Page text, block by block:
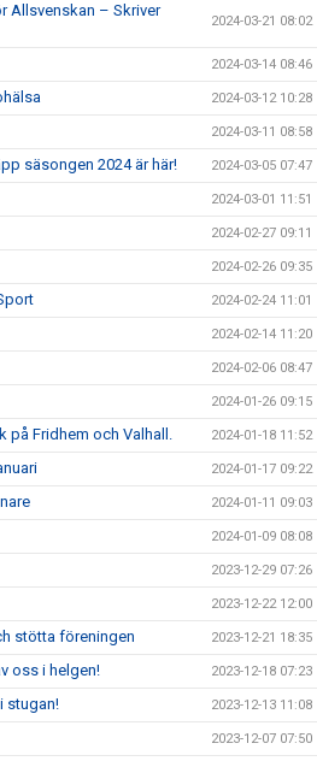
Allsvenskan – Skriver
2024-03-21 08:02
2024-03-14 08:46
2024-03-12 10:28
2024-03-11 08:58
säsongen 2024 är här! 2024-03-05 07:47
2024-03-01 11:51
2024-02-27 09:11
2024-02-26 09:35
2024-02-24 11:01
2024-02-14 11:20
2024-02-06 08:47
2024-01-26 09:15
på Fridhem och Valhall. 2024-01-18 11:52
2024-01-17 09:22
2024-01-11 09:03
2024-01-09 08:08
2023-12-29 07:26
2023-12-22 12:00
stötta föreningen 2023-12-21 18:35
oss i helgen! 2023-12-18 07:23
stugan! 2023-12-13 11:08
2023-12-07 07:50